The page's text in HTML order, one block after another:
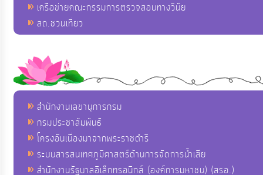
เครือข่ายคณะกรรมการตรวจสอบทางวินัย
สถ.ชวนเที่ยว
สำนักงานเลขานุการกรม
กรมประชาสัมพันธ์
โครงอันเนื่องมาจากพระราชดำริ
ระบบสารสนเทศภูมิศาสตร์ด้านการจัดการน้ำเสีย
สำนักงานรัฐบาลอิเล็กทรอนิกส์ (องค์การมหาชน) (สรอ.)